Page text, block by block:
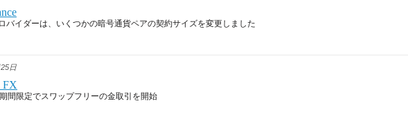
バイダーは、いくつかの暗号通貨ペアの契約サイズを変更しました
日
FX
期間限定でスワップフリーの金取引を開始